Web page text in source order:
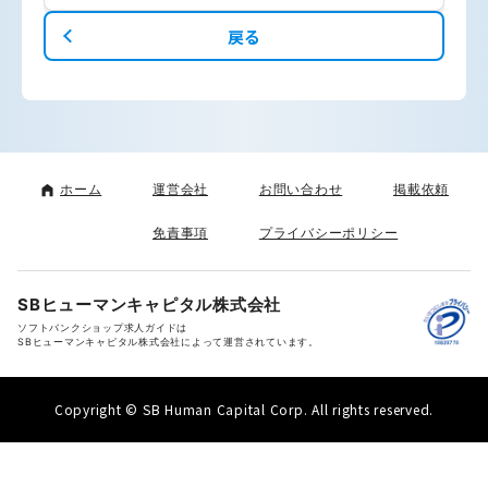
戻る
ホーム 運営会社 お問い合わせ 掲載依頼
免責事項 プライバシーポリシー
SBヒューマンキャピタル株式会社
ソフトバンクショップ求人ガイドは
SBヒューマンキャピタル株式会社によって運営されています。
Copyright © SB Human Capital Corp. All rights reserved.